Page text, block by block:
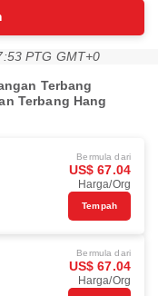
PTG GMT+0
Terbang
Terbang Hang
Bermula dari
US$ 67.04
Harga/Org
Tempah
Bermula dari
US$ 67.04
Harga/Org